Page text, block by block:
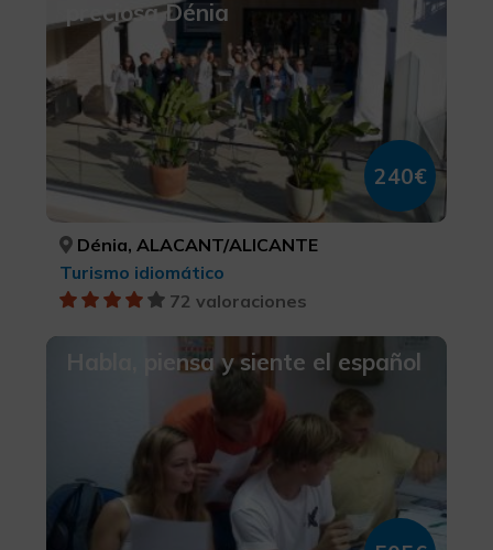
preciosa Dénia
240€
Dénia, ALACANT/ALICANTE
Turismo idiomático
72 valoraciones
Habla, piensa y siente el español